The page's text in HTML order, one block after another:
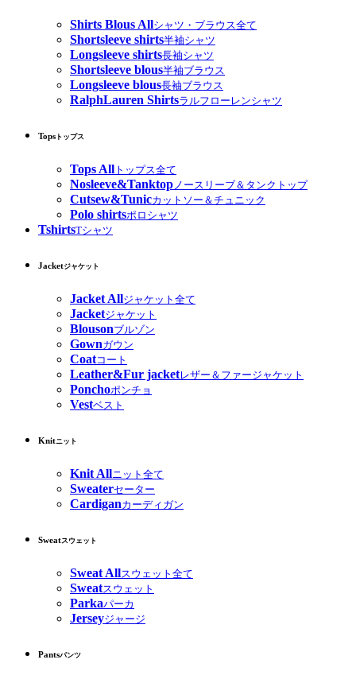
Shirts Blous Allシャツ・ブラウス全て
Shortsleeve shirts半袖シャツ
Longsleeve shirts長袖シャツ
Shortsleeve blous半袖ブラウス
Longsleeve blous長袖ブラウス
RalphLauren Shirtsラルフローレンシャツ
Tops トップス
Tops All トップス全て
Nosleeve&Tanktop ノースリーブ＆タンクトップ
Cutsew&Tunicカットソー＆チュニック
Polo shirtsポロシャツ
TshirtsTシャツ
Jacketジャケット
Jacket Allジャケット全て
Jacketジャケット
Blousonブルゾン
Gownガウン
Coatコート
Leather&Fur jacketレザー＆ファージャケット
Ponchoポンチョ
Vestベスト
Knitニット
Knit Allニット全て
Sweaterセーター
Cardiganカーディガン
Sweatスウェット
Sweat Allスウェット全て
Sweatスウェット
Parkaパーカ
Jerseyジャージ
Pantsパンツ